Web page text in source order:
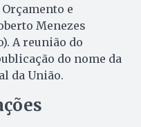
e
Menezes
A reunião do
do nome da
da União.